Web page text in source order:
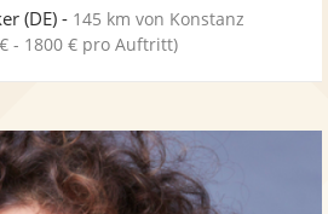
(DE) - 145 km von Konstanz
- 1800 € pro Auftritt)